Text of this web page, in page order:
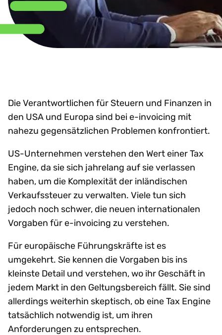
Die Verantwortlichen für Steuern und Finanzen in
den USA und Europa sind bei e-invoicing mit
nahezu gegensätzlichen Problemen konfrontiert.
US-Unternehmen verstehen den Wert einer Tax
Engine, da sie sich jahrelang auf sie verlassen
haben, um die Komplexität der inländischen
Verkaufssteuer zu verwalten. Viele tun sich
jedoch noch schwer, die neuen internationalen
Vorgaben für e-invoicing zu verstehen.
Für europäische Führungskräfte ist es
umgekehrt. Sie kennen die Vorgaben bis ins
kleinste Detail und verstehen, wo ihr Geschäft in
jedem Markt in den Geltungsbereich fällt. Sie sind
allerdings weiterhin skeptisch, ob eine Tax Engine
tatsächlich notwendig ist, um ihren
Anforderungen zu entsprechen.